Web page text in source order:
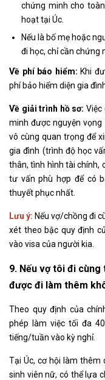
chứng minh cho
hoạt tại Úc.
Nếu là bố mẹ hoặc
đi học, chỉ cần chứng
Về phí báo hiểm: Khi
phí bảo hiểm diện gia
Về giải trình hồ sơ: Việc
minh được nguyện vọng
vô cùng quan trọng để
gia đình (trình độ học
thân, tình hình tài chính,
tư vấn phù hợp để có
thuyết phục nhất.
Lưu ý: Nếu vợ/chồng đi
xét theo bậc quy định
vào visa của người kia.
9. Nếu vợ tôi đi
được đi làm thêm
Theo quy định của
phép làm việc tối đa
tiếng/tuần vào kỳ nghỉ.
Tại Úc, cơ hội làm thêm
sinh viên nữ, có thể lựa